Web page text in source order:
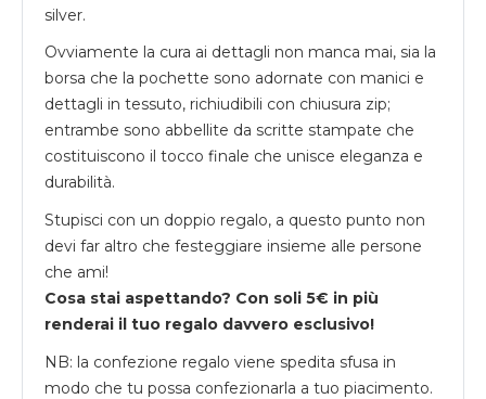
silver.
Ovviamente la cura ai dettagli non manca mai, sia la
borsa che la pochette sono adornate con manici e
dettagli in tessuto, richiudibili con chiusura zip;
entrambe sono abbellite da scritte stampate che
costituiscono il tocco finale che unisce eleganza e
durabilità.
Stupisci con un doppio regalo, a questo punto non
devi far altro che festeggiare insieme alle persone
che ami!
Cosa stai aspettando? Con soli 5€ in più
renderai il tuo regalo davvero esclusivo!
NB: la confezione regalo viene spedita sfusa in
modo che tu possa confezionarla a tuo piacimento.